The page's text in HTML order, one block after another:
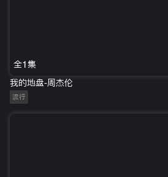
全1集
我的地盘-周杰伦
流行